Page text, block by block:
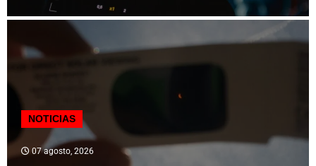
NOTICIAS
07 agosto, 2026